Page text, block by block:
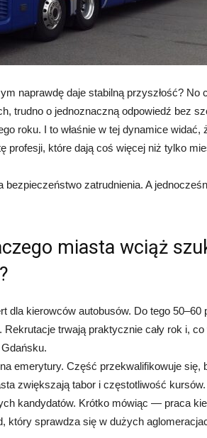
naprawdę daje stabilną przyszłość?
trudno o jednoznaczną odpowiedź bez
roku. I to właśnie w tej dynamice widać,
profesji, które dają coś więcej niż tylko
zatrudnienia. A
miasta wciąż
dla kierowców autobusów. Do tego 50–60
trwają praktycznie cały rok i, co
emerytury. Część przekwalifikowuje się,
zwiększają tabor i częstotliwość
kandydatów. Krótko mówiąc — praca
który sprawdza się w dużych